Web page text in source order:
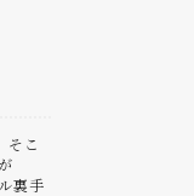
そこ
裏手